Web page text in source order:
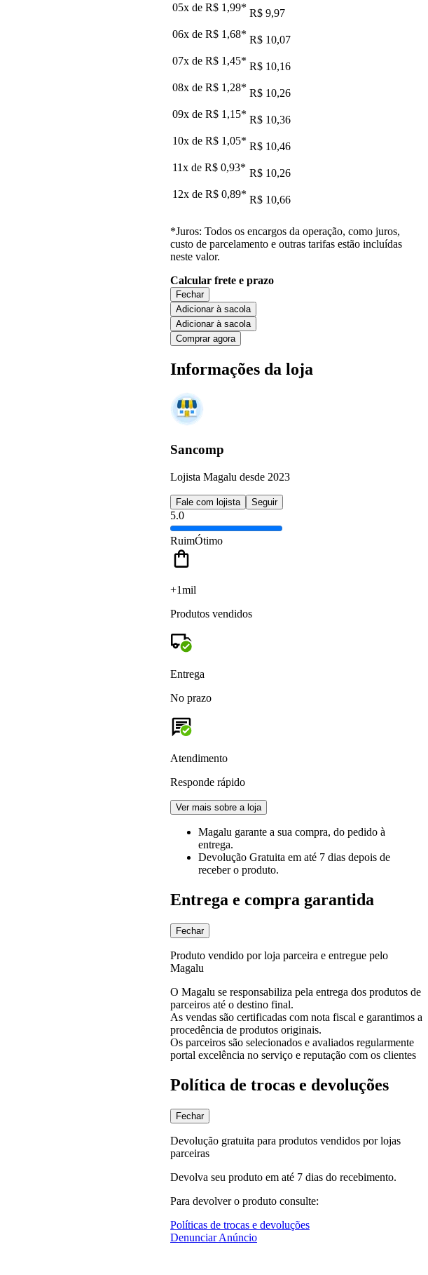
05x de R$ 1,99* R$ 9,97
06x de R$ 1,68* R$ 10,07
07x de R$ 1,45* R$ 10,16
08x de R$ 1,28* R$ 10,26
09x de R$ 1,15* R$ 10,36
10x de R$ 1,05* R$ 10,46
11x de R$ 0,93* R$ 10,26
12x de R$ 0,89* R$ 10,66
*Juros: Todos os encargos da operação, como juros,
custo de parcelamento e outras tarifas estão incluídas
neste valor.
Calcular frete e prazo
Fechar
Adicionar à sacola
Adicionar à sacola
Comprar agora
Informações da loja
Sancomp
Lojista Magalu desde 2023
Fale com lojista Seguir
5.0
RuimÓtimo
+1mil
Produtos vendidos
Entrega
No prazo
Atendimento
Responde rápido
Ver mais sobre a loja
Magalu garante a sua compra, do pedido à
entrega.
Devolução Gratuita em até 7 dias depois de
receber o produto.
Entrega e compra garantida
Fechar
Produto vendido por loja parceira e entregue pelo
Magalu
O Magalu se responsabiliza pela entrega dos produtos de
parceiros até o destino final.
As vendas são certificadas com nota fiscal e garantimos a
procedência de produtos originais.
Os parceiros são selecionados e avaliados regularmente
portal excelência no serviço e reputação com os clientes
Política de trocas e devoluções
Fechar
Devolução gratuita para produtos vendidos por lojas
parceiras
Devolva seu produto em até 7 dias do recebimento.
Para devolver o produto consulte:
Políticas de trocas e devoluções
Denunciar Anúncio